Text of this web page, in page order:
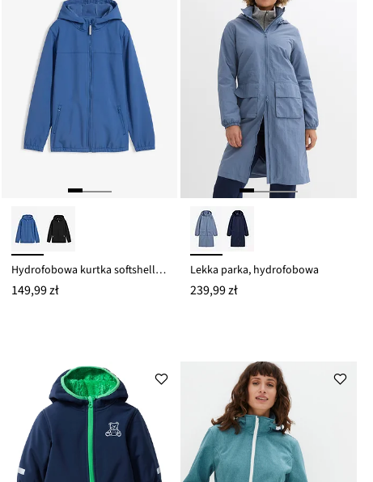
Hydrofobowa kurtka softshellowa z kapturem
149,99 zł
Lekka parka, hydrofobowa
239,99 zł